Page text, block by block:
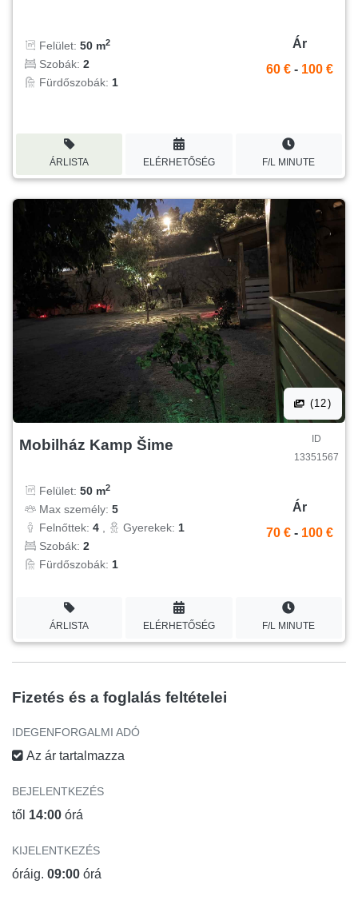
Felület: 50 m2
Szobák: 2
Fürdőszobák: 1
Ár
60 € - 100 €
ÁRLISTA ELÉRHETŐSÉG F/L MINUTE
(12)
Mobilház Kamp Šime
ID
13351567
Felület: 50 m2
Max személy: 5
Felnőttek: 4 Gyerekek: 1
Szobák: 2
Fürdőszobák: 1
Ár
70 € - 100 €
ÁRLISTA ELÉRHETŐSÉG F/L MINUTE
Fizetés és a foglalás feltételei
IDEGENFORGALMI ADÓ
Az ár tartalmazza
BEJELENTKEZÉS
től 14:00 órá
KIJELENTKEZÉS
óráig. 09:00 órá